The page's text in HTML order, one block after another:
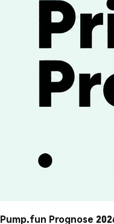
Pump.fun Prognose